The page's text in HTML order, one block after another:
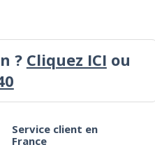
? Cliquez ICI ou
Service client en
France